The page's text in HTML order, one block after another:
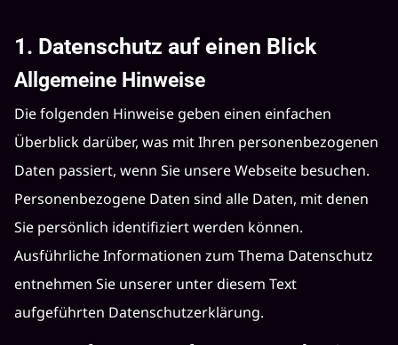
1. Datenschutz auf einen Blick
Allgemeine Hinweise
Die folgenden Hinweise geben einen einfachen
Überblick darüber, was mit Ihren personenbezogenen
Daten passiert, wenn Sie unsere Webseite besuchen.
Personenbezogene Daten sind alle Daten, mit denen
Sie persönlich identifiziert werden können.
Ausführliche Informationen zum Thema Datenschutz
entnehmen Sie unserer unter diesem Text
aufgeführten Datenschutzerklärung.